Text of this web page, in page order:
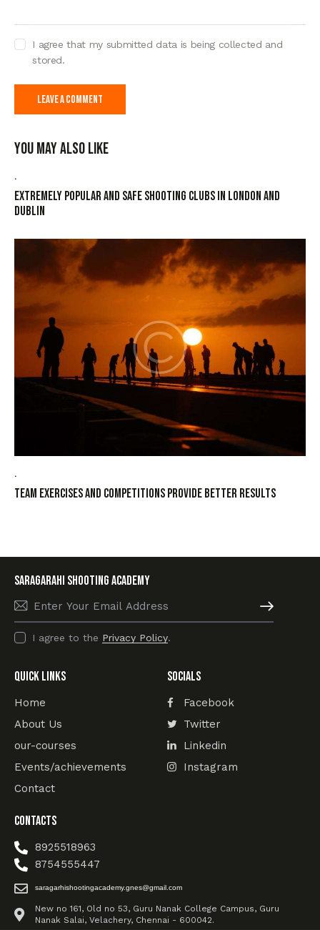
I agree that my submitted data is being collected and
stored.
You May Also Like
.
Extremely popular and safe shooting clubs in London and
Dublin
.
Team exercises and competitions provide better results
SARAGARAHI Shooting academy
Subscribe
I agree to the Privacy Policy.
Quick Links
Home
About Us
our-courses
Events/achievements
Contact
Socials
Facebook
Twitter
Linkedin
Instagram
Contacts
8925518963
8754555447
saragarhishootingacademy.gnes@gmail.com
New no 161, Old no 53, Guru Nanak College Campus, Guru
Nanak Salai, Velachery, Chennai - 600042.